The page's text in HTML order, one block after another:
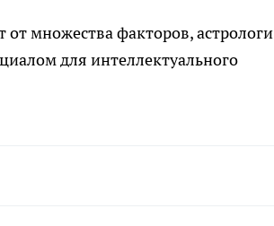
от множества факторов, астрологи
для интеллектуального